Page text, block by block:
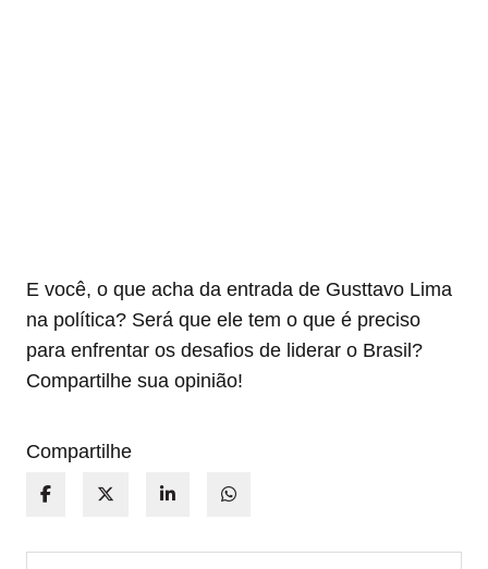
E você, o que acha da entrada de Gusttavo Lima
na política? Será que ele tem o que é preciso
para enfrentar os desafios de liderar o Brasil?
Compartilhe sua opinião!
Compartilhe